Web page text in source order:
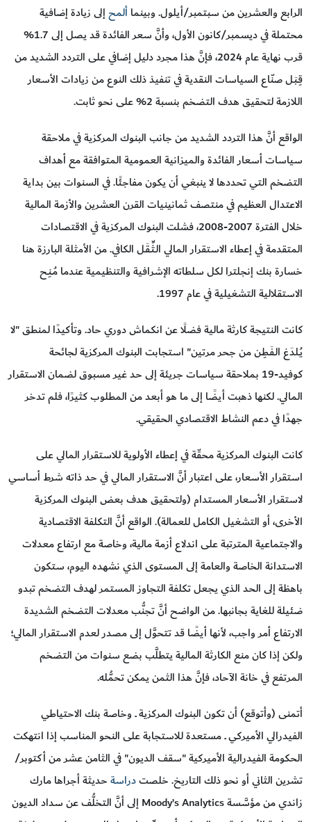
الرابع والعشرين من سبتمبر/أيلول. وبينماألمح إلى زيادة إضافية
محتملة في ديسمبر/كانون الأول، وأنَّ سعر الفائدة قد يصل إلى 1.7%
قرب نهاية عام 2024، فإنَّ هذا مجرد دليل إضافي على التردد الشديد من
قِـبَـل صنّاع السياسات النقدية في تنفيذ ذلك النوع من زيادات الأسعار
اللازمة لتحقيق هدف التضخم بنسبة 2% على نحو ثابت.
الواقع أنَّ هذا التردد الشديد من جانب البنوك المركزية في ملاحقة
سياسات أسعار الفائدة والميزانية العمومية المتوافقة مع أهداف
التضخم التي تحددها لا ينبغي أن يكون مفاجئًا. في السنوات بين بداية
الاعتدال العظيم في منتصف ثمانينيات القرن العشرين والأزمة المالية
خلال الفترة 2007-2008، فشلت البنوك المركزية في الاقتصادات
المتقدمة في إعطاء الاستقرار المالي الـثِّـقَـل الكافي. من الأمثلة البارزة هنا
خسارة بنك إنجلترا لكل سلطاته الإشرافية والتنظيمية عندما مُـنِـح
الاستقلالية التشغيلية في عام 1997.
كانت النتيجة كارثة مالية فضلًا عن انكماش دوري حاد. وتأكيدًا لمنطق "لا
يُـلدَغ الـفَـطِـن من جحر مرتين" استجابت البنوك المركزية لجائحة
كوفيد-19 بملاحقة سياسات جريئة إلى حد غير مسبوق لضمان الاستقرار
المالي. لكنها ذهبت أيضًا إلى ما هو أبعد من المطلوب كثيرًا، فلم تدخر
جهدًا في دعم النشاط الاقتصادي الحقيقي.
كانت البنوك المركزية محقّة في إعطاء الأولوية للاستقرار المالي على
استقرار الأسعار، على اعتبار أنَّ الاستقرار المالي في حد ذاته شرط أساسي
لاستقرار الأسعار المستدام (ولتحقيق هدف بعض البنوك المركزية
الأخرى، أو التشغيل الكامل للعمالة). الواقع أنَّ التكلفة الاقتصادية
والاجتماعية المترتبة على اندلاع أزمة مالية، وخاصة مع ارتفاع معدلات
الاستدانة الخاصة والعامة إلى المستوى الذي نشهده اليوم، ستكون
باهظة إلى الحد الذي يجعل تكلفة التجاوز المستمر لهدف التضخم تبدو
ضئيلة للغاية بجانبها. من الواضح أنَّ تجنُّب معدلات التضخم الشديدة
الارتفاع أمر واجب، لأنها أيضًا قد تتحوَّل إلى مصدر لعدم الاستقرار المالي؛
ولكن إذا كان منع الكارثة المالية يتطلَّب بضع سنوات من التضخم
المرتفع في خانة الآحاد، فإنَّ هذا الثمن يمكن تحمُّله.
أتمنى (وأتوقع) أن تكون البنوك المركزية ــ وخاصة بنك الاحتياطي
الفيدرالي الأميركي ــ مستعدة للاستجابة على النحو المناسب إذا انتهكت
الحكومة الفيدرالية الأميركية "سقف الديون" في الثامن عشر من أكتوبر/
تشرين الثاني أو نحو ذلك التاريخ. خلصتدراسةحديثة أجراها مارك
زاندي من مؤسَّسة Moody’s Analytics إلى أنَّ التخلُّف عن سداد الديون